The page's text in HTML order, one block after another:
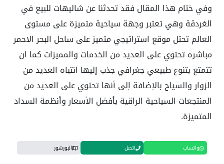
وفي ختام هذا المقال فقد تحدثنا عن شاليهات للبيع في
الغردقة وهي تعتبر وجهة سياحية متميزة على مستوى
العالم تحتل موقع استراتيجي متميز على ساحل البحر الاحمر
مباشره تحتوي على العديد من الخدمات والمميزات كما ان
تتمتع بتنوع طبيعي جغرافي جذب إليها انتباه العديد من
الزوار والسياح بالإضافة إلى أنها تحتوي على العديد من
المنتجعات السياحية الراقية بأفضل الأسعار وأنظمة السداد
المتميزة.
واتساب اتصل البورشور